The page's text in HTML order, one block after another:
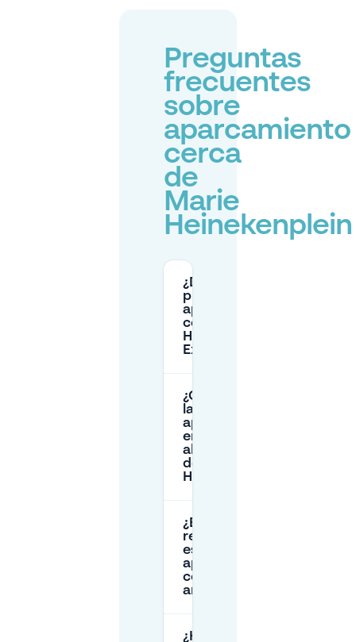
Preguntas
frecuentes
sobre
aparcamiento
cerca
de
Marie
Heinekenplein
¿Dónde
puedo
aparcar
cerca de la
Heineken
Experience?
¿Cuáles son
las tarifas de
aparcamiento
en los
alrededores
de Marie
Heinekenplein?
¿Es posible
reservar un
espacio de
aparcamiento
con
antelación?
¿Hay opciones